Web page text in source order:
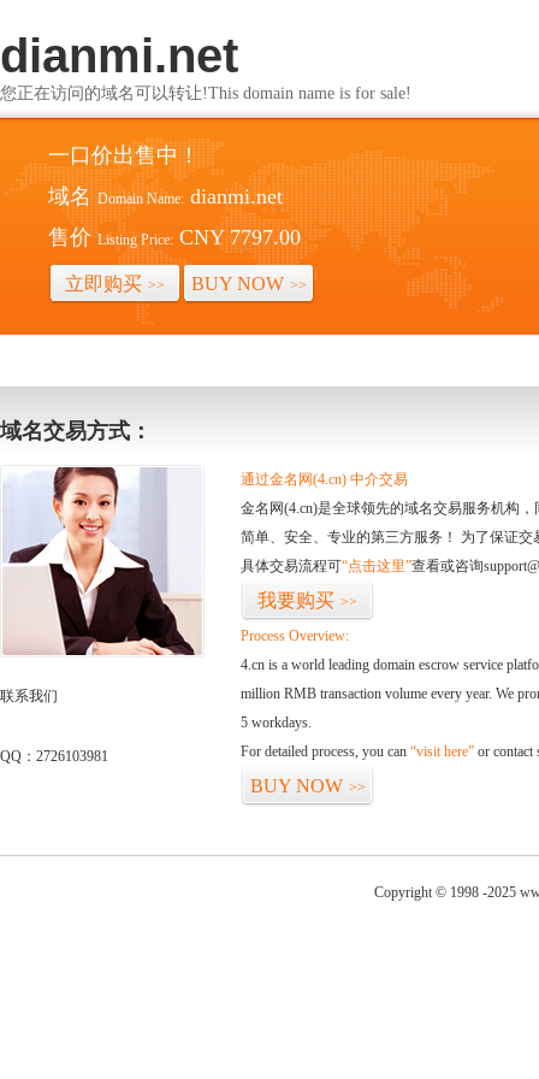
dianmi.net
您正在访问的域名可以转让!This domain name is for sale!
一口价出售中！
域名 Domain Name: dianmi.net
售价 Listing Price: CNY 7797.00
立即购买 >> BUY NOW >>
域名交易方式：
联系我们
QQ：2726103981
通过金名网(4.cn) 中介交易
金名网(4.cn)是全球领先的域名交易服务机构
简单、安全、专业的第三方服务！ 为了保证
具体交易流程可“点击这里”查看或咨询
我要购买 >>
Process Overview:
4.cn is a world leading domain escrow service
million RMB transaction volume every year. We
5 workdays.
For detailed process, you can “visit here” or contact
BUY NOW >>
Copyright © 1998 -2025